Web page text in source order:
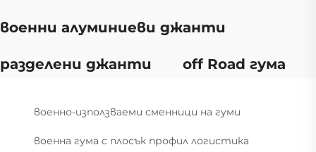
военни алуминиеви джанти
разделени джанти off Road гума
военно-използваеми сменници на гуми
военна гума с плосък профил логистика